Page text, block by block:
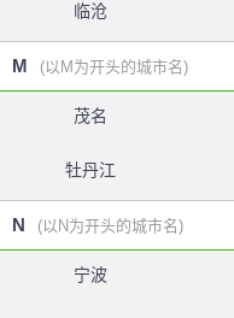
临沧
M (以M为开头的城市名)
茂名
牡丹江
N (以N为开头的城市名)
宁波